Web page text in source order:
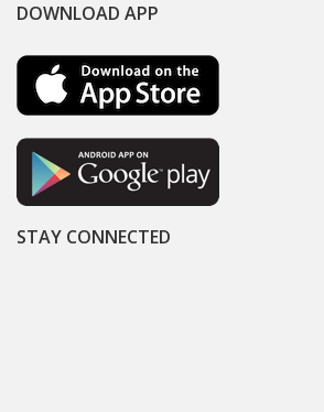
DOWNLOAD APP
STAY CONNECTED